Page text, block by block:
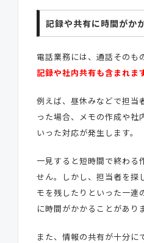
記録や共有に時間がか
電話業務には、通話そのも
記録や社内共有も含まれま
例えば、昼休みなどで担当
った場合、メモの作成や社
いった対応が発生します。
一見すると短時間で終わる
せん。しかし、担当者を探
モを残したりといった一連
に時間がかかることがあり
また、情報の共有が十分に